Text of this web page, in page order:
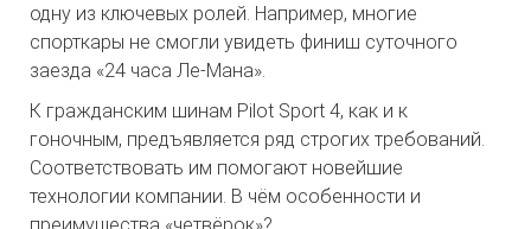
одну из ключевых ролей. Например, многие
спорткары не смогли увидеть финиш суточного
заезда «24 часа Ле-Мана».
К гражданским шинам Pilot Sport 4, как и к
гоночным, предъявляется ряд строгих требований.
Соответствовать им помогают новейшие
технологии компании. В чём особенности и